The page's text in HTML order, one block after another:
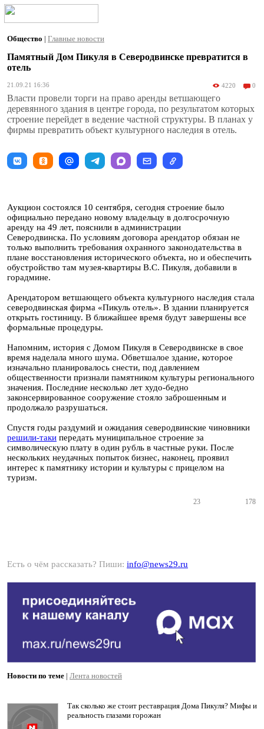
Общество | Главные новости
Памятный Дом Пикуля в Северодвинске превратится в
отель
21.09.21 16:36 4220 0
Власти провели торги на право аренды ветшающего
деревянного здания в центре города, по результатом которых
строение перейдет в ведение частной структуры. В планах у
фирмы превратить объект культурного наследия в отель.
Аукцион состоялся 10 сентября, сегодня строение было
официально передано новому владельцу в долгосрочную
аренду на 49 лет, пояснили в администрации
Северодвинска. По условиям договора арендатор обязан не
только выполнить требования охранного законодательства в
плане восстановления исторического объекта, но и обеспечить
обустройство там музея-квартиры В.С. Пикуля, добавили в
горадмине.
Арендатором ветшающего объекта культурного наследия стала
северодвинская фирма «Пикуль отель». В здании планируется
открыть гостиницу. В ближайшее время будут завершены все
формальные процедуры.
Напомним, история с Домом Пикуля в Северодвинске в свое
время наделала много шума. Обветшалое здание, которое
изначально планировалось снести, под давлением
общественности признали памятником культуры регионального
значения. Последние несколько лет худо-бедно
законсервированное сооружение стояло заброшенным и
продолжало разрушаться.
Спустя годы раздумий и ожидания северодвинские чиновники
решили-таки передать муниципальное строение за
символическую плату в один рубль в частные руки. После
нескольких неудачных попыток бизнес, наконец, проявил
интерес к памятнику истории и культуры с прицелом на
туризм.
23 178
Есть о чём рассказать? Пиши: info@news29.ru
Новости по теме | Лента новостей
Так сколько же стоит реставрация Дома Пикуля? Мифы и
реальность глазами горожан